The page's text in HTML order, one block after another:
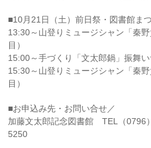
■10月21日（土）前日祭・図書館ま
13:30～山登りミュージシャン「秦
目）
15:00～手づくり「文太郎鍋」振舞い
15:30～山登りミュージシャン「秦
目）
■お申込み先・お問い合せ／
加藤文太郎記念図書館 TEL（
5250